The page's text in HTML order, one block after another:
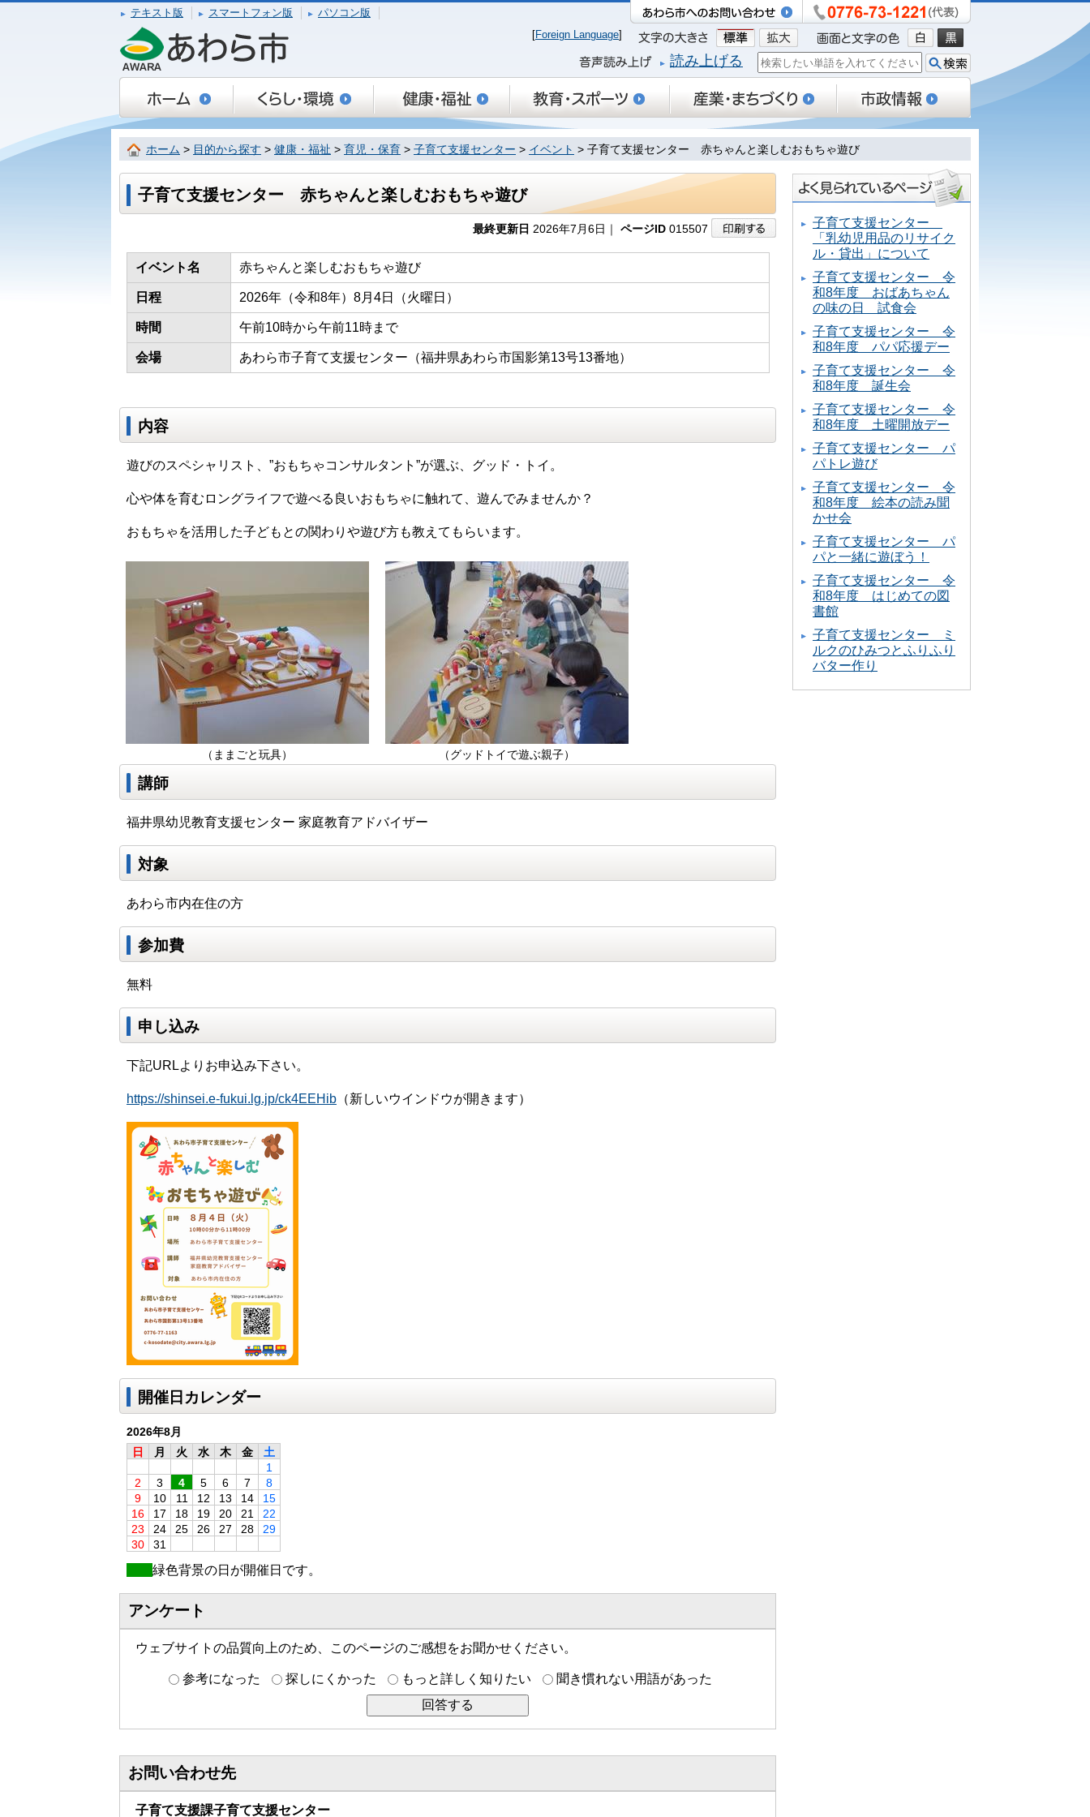
テキスト版 スマートフォン版
パソコン版
[Foreign Language]
読み上げる
ホーム > 目的から探す > 健康・福祉 > 育児・保育 > 子育て支援センター > イベント > 子育て支援センター 赤ちゃんと楽しむおもちゃ遊び
子育て支援センター 赤ちゃんと楽しむおもちゃ遊び
最終更新日 2026年7月6日｜ ページID 015507
イベント名 赤ちゃんと楽しむおもちゃ遊び
日程 2026年（令和8年）8月4日（火曜日）
時間 午前10時から午前11時まで
会場 あわら市子育て支援センター（福井県あわら市国影第13号13番地）
内容
遊びのスペシャリスト、”おもちゃコンサルタント”が選ぶ、グッド・トイ。
心や体を育むロングライフで遊べる良いおもちゃに触れて、遊んでみませんか？
おもちゃを活用した子どもとの関わりや遊び方も教えてもらいます。
（ままごと玩具） （グッドトイで遊ぶ親子）
講師
福井県幼児教育支援センター 家庭教育アドバイザー
対象
あわら市内在住の方
参加費
無料
申し込み
下記URLよりお申込み下さい。
https://shinsei.e-fukui.lg.jp/ck4EEHib （新しいウインドウが開きます）
開催日カレンダー
2026年8月
日
月 火 水 木 金
土
1
2
3 4 5 6 7
8
9
10 11 12 13 14
15
16
17 18 19 20 21
22
23
24 25 26 27 28
29
30
31
緑色背景の日が開催日です。
アンケート
ウェブサイトの品質向上のため、このページのご感想をお聞かせください。
参考になった 探しにくかった もっと詳しく知りたい 聞き慣れない用語があった
お問い合わせ先
子育て支援課子育て支援センター
子育て支援センター
「乳幼児用品のリサイク
ル・貸出」について
子育て支援センター 令
和8年度 おばあちゃん
の味の日 試食会
子育て支援センター 令
和8年度 パパ応援デー
子育て支援センター 令
和8年度 誕生会
子育て支援センター 令
和8年度 土曜開放デー
子育て支援センター パ
パトレ遊び
子育て支援センター 令
和8年度 絵本の読み聞
かせ会
子育て支援センター パ
パと一緒に遊ぼう！
子育て支援センター 令
和8年度 はじめての図
書館
子育て支援センター ミ
ルクのひみつとふりふり
バター作り